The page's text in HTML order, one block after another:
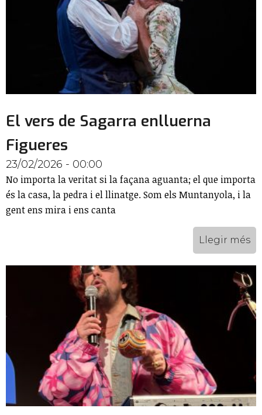
El vers de Sagarra enlluerna
Figueres
23/02/2026 - 00:00
No importa la veritat si la façana aguanta; el que importa
és la casa, la pedra i el llinatge. Som els Muntanyola, i la
gent ens mira i ens canta
Llegir més